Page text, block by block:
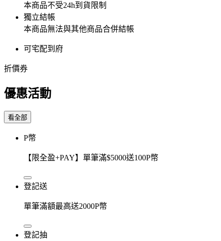
本商品不受24h到貨限制
獨立結帳
本商品無法與其他商品合併結帳
可宅配到府
折價券
優惠活動
看全部
P幣
【限全盈+PAY】單筆滿$5000送100P幣
登記送
單筆滿額最高送2000P幣
登記抽